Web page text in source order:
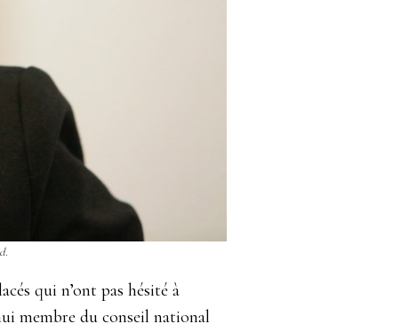
qui n’ont pas hésité à
membre du conseil national